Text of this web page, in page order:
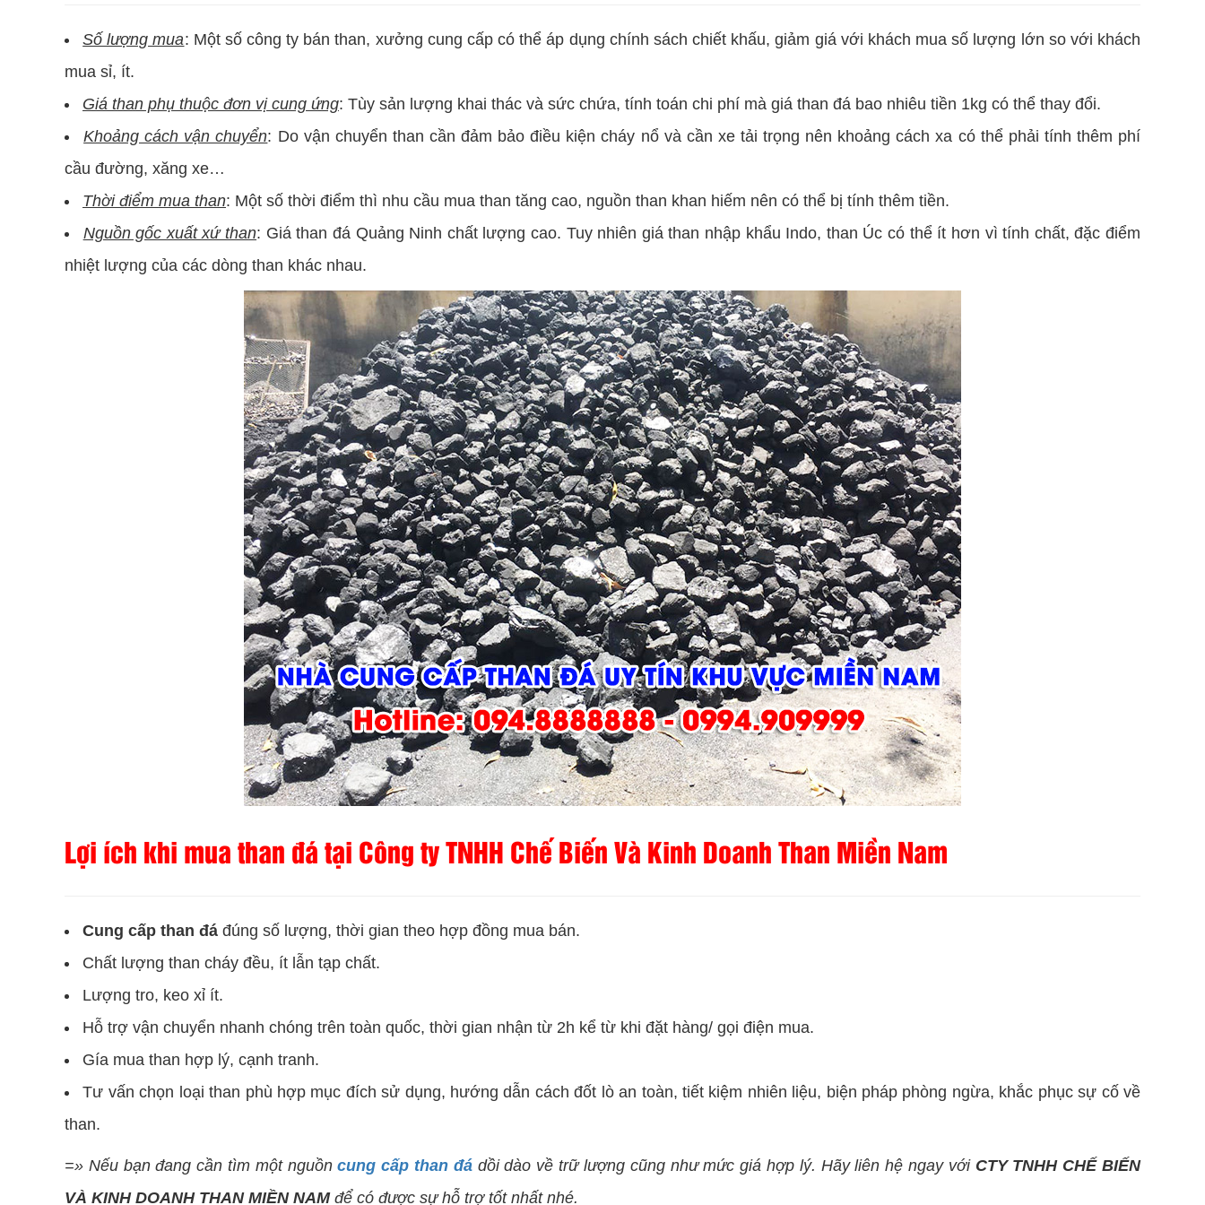
Số lượng mua: Một số công ty bán than, xưởng cung cấp có thể áp dụng chính sách chiết khấu, giảm giá với khách mua số lượng lớn so với khách
mua sỉ, ít.
Giá than phụ thuộc đơn vị cung ứng: Tùy sản lượng khai thác và sức chứa, tính toán chi phí mà giá than đá bao nhiêu tiền 1kg có thể thay đổi.
Khoảng cách vận chuyển: Do vận chuyển than cần đảm bảo điều kiện cháy nổ và cần xe tải trọng nên khoảng cách xa có thể phải tính thêm phí
cầu đường, xăng xe…
Thời điểm mua than: Một số thời điểm thì nhu cầu mua than tăng cao, nguồn than khan hiếm nên có thể bị tính thêm tiền.
Nguồn gốc xuất xứ than: Giá than đá Quảng Ninh chất lượng cao. Tuy nhiên giá than nhập khẩu Indo, than Úc có thể ít hơn vì tính chất, đặc điểm
nhiệt lượng của các dòng than khác nhau.
Lợi ích khi mua than đá tại Công ty TNHH Chế Biến Và Kinh Doanh Than Miền Nam
Cung cấp than đá đúng số lượng, thời gian theo hợp đồng mua bán.
Chất lượng than cháy đều, ít lẫn tạp chất.
Lượng tro, keo xỉ ít.
Hỗ trợ vận chuyển nhanh chóng trên toàn quốc, thời gian nhận từ 2h kể từ khi đặt hàng/ gọi điện mua.
Gía mua than hợp lý, cạnh tranh.
Tư vấn chọn loại than phù hợp mục đích sử dụng, hướng dẫn cách đốt lò an toàn, tiết kiệm nhiên liệu, biện pháp phòng ngừa, khắc phục sự cố về
than.
=» Nếu bạn đang cần tìm một nguồncung cấp than đádồi dào về trữ lượng cũng như mức giá hợp lý. Hãy liên hệ ngay với CTY TNHH CHẾ BIẾN
VÀ KINH DOANH THAN MIỀN NAMđể có được sự hỗ trợ tốt nhất nhé.